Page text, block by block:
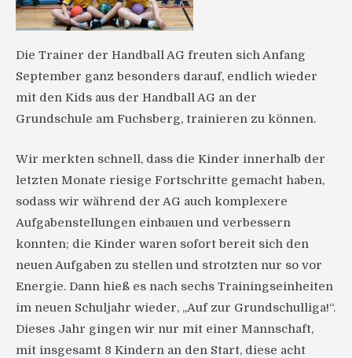
Die Trainer der Handball AG freuten sich Anfang
September ganz besonders darauf, endlich wieder
mit den Kids aus der Handball AG an der
Grundschule am Fuchsberg, trainieren zu können.
Wir merkten schnell, dass die Kinder innerhalb der
letzten Monate riesige Fortschritte gemacht haben,
sodass wir während der AG auch komplexere
Aufgabenstellungen einbauen und verbessern
konnten; die Kinder waren sofort bereit sich den
neuen Aufgaben zu stellen und strotzten nur so vor
Energie. Dann hieß es nach sechs Trainingseinheiten
im neuen Schuljahr wieder, ,,Auf zur Grundschulliga!“.
Dieses Jahr gingen wir nur mit einer Mannschaft,
mit insgesamt 8 Kindern an den Start, diese acht